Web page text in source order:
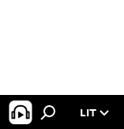
LIT